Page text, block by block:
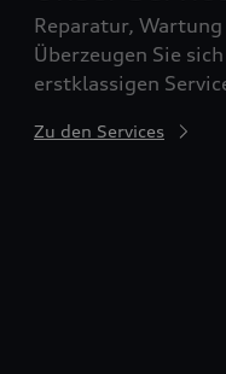
Reparatur,
Überzeugen Sie
erstklassigen
Zu den Services